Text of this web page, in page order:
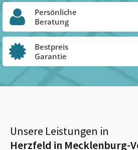
Persönliche
Beratung
Bestpreis
Garantie
Unsere Leistungen in
Herzfeld in Mecklenburg-